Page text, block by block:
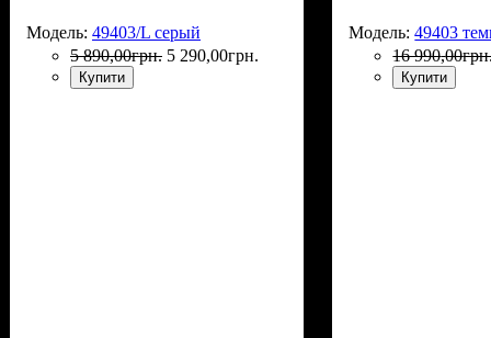
Модель: 49403/L серый
5 890,00грн. 5 290,00грн.
Купити
Модель:49403
16 990,00
Купити